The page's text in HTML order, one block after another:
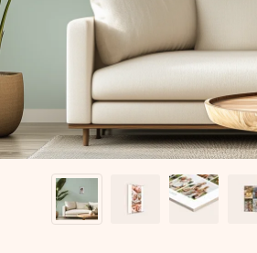
Montag - Freitag : 8:30 - 17:00 Uhr
Samstag - Sonntag : 8:30 - 13:00 Uhr